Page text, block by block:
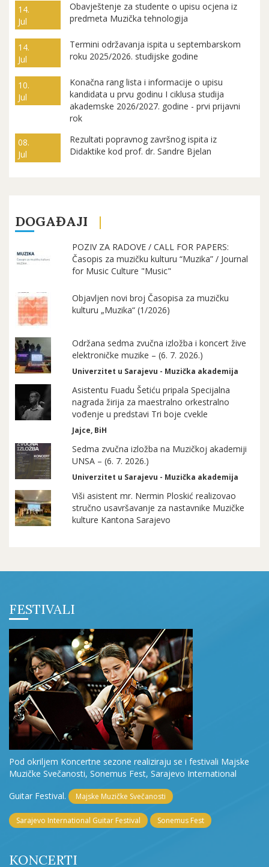
14.
Jul
Obavještenje za studente o upisu ocjena iz
predmeta Muzička tehnologija
14.
Jul
Termini održavanja ispita u septembarskom
roku 2025/2026. studijske godine
10.
Jul
Konačna rang lista i informacije o upisu
kandidata u prvu godinu I ciklusa studija
akademske 2026/2027. godine - prvi prijavni
rok
08.
Jul
Rezultati popravnog završnog ispita iz
Didaktike kod prof. dr. Sandre Bjelan
DOGAĐAJI
POZIV ZA RADOVE / CALL FOR PAPERS:
Časopis za muzičku kulturu “Muzika” / Journal
for Music Culture "Music"
Objavljen novi broj Časopisa za muzičku
kulturu „Muzika“ (1/2026)
Održana sedma zvučna izložba i koncert žive
elektroničke muzike – (6. 7. 2026.)
Univerzitet u Sarajevu - Muzička akademija
Asistentu Fuadu Šetiću pripala Specijalna
nagrada žirija za maestralno orkestralno
vođenje u predstavi Tri boje cvekle
Jajce, BiH
Sedma zvučna izložba na Muzičkoj akademiji
UNSA – (6. 7. 2026.)
Univerzitet u Sarajevu - Muzička akademija
Viši asistent mr. Nermin Ploskić realizovao
stručno usavršavanje za nastavnike Muzičke
kulture Kantona Sarajevo
FESTIVALI
Pod okriljem Koncertne sezone realiziraju se i festivali Majske
Muzičke Svečanosti, Sonemus Fest, Sarajevo International
Guitar Festival.
Majske Muzičke Svečanosti
Sarajevo International Guitar Festival Sonemus Fest
KONCERTI